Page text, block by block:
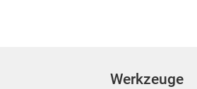
Werkzeuge